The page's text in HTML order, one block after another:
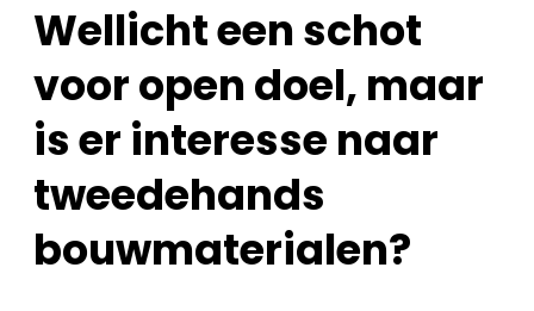
Wellicht een schot
voor open doel, maar
is er ­interesse naar
tweedehands
bouwmaterialen?